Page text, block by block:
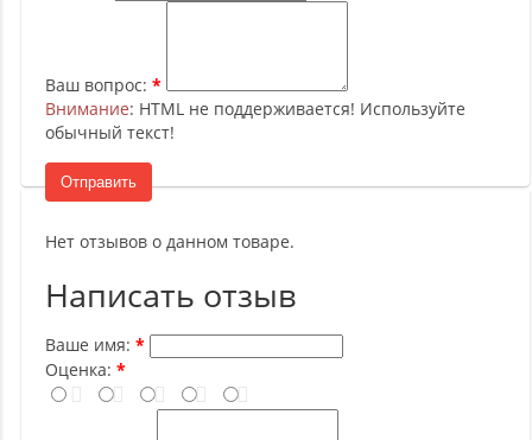
Ваш вопрос:
Внимание: HTML не поддерживается! Используйте
обычный текст!
Отправить
Нет отзывов о данном товаре.
Написать отзыв
Ваше имя:
Оценка: